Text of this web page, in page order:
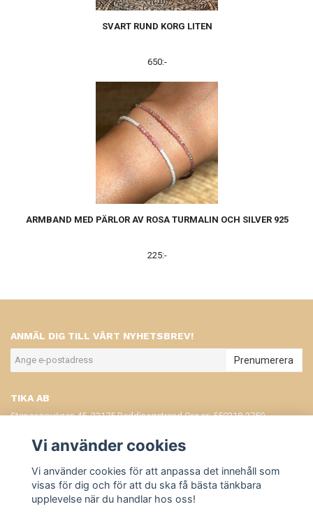
SVART RUND KORG LITEN
650:-
ARMBAND MED PÄRLOR AV ROSA TURMALIN OCH SILVER 925
225:-
ANMÄL DIG TILL VÅRT NYHETSBREV!
Prenumerera
TIKA AB
Stensoppvägen 45, 23175 Beddinegstrand Org.nr: 559318-2750
KÖPVILLKOR
Vi använder cookies
Vi använder cookies för att anpassa det innehåll som
visas för dig och för att du ska få bästa tänkbara
upplevelse när du handlar hos oss!